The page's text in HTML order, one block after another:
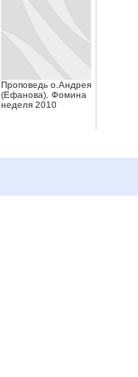
Проповедь о.Андрея
(Ефанова). Фомина
неделя 2010